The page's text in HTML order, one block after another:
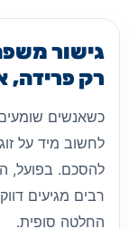
גישור
רק פרידה,
כשאנשים שומעים
לחשוב מיד על
להסכם. בפועל,
רבים מגיעים
החלטה סופית.